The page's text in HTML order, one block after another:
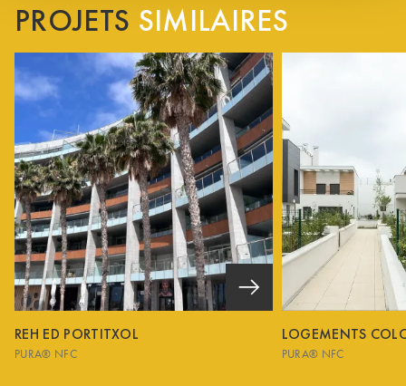
PROJETS SIMILAIRES
REH ED PORTITXOL
PURA® NFC
LOGEMENTS
PURA® NFC